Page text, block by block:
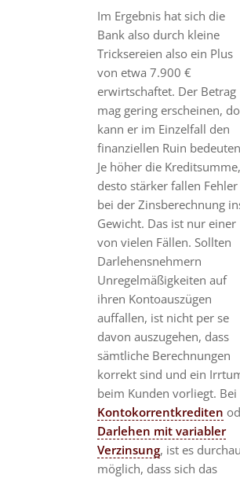
Im Ergebnis hat sich die
Bank also durch kleine
Tricksereien also ein Plus
von etwa 7.900 €
erwirtschaftet. Der Betrag
mag gering erscheinen,
kann er im Einzelfall den
finanziellen Ruin
Je höher die Kreditsumme,
desto stärker fallen Fehler
bei der Zinsberechnung
Gewicht. Das ist nur einer
von vielen Fällen. Sollten
Darlehensnehmern
Unregelmäßigkeiten auf
ihren Kontoauszügen
auffallen, ist nicht per se
davon auszugehen, dass
sämtliche Berechnungen
korrekt sind und ein
beim Kunden vorliegt. Bei
Kontokorrentkrediten
Darlehen mit variabler
Verzinsung, ist es
möglich, dass sich das